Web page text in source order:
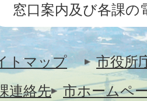
窓口案内及び各課の
トマップ
市役所
連絡先
市ホームペ